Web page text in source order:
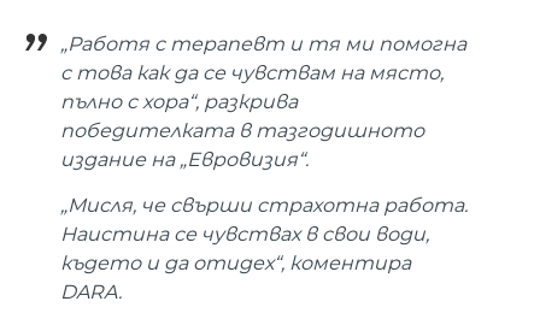
„Работя с терапевт и тя ми помогна
с това как да се чувствам на място,
пълно с хора“, разкрива
победителката в тазгодишното
издание на „Евровизия“.
„Мисля, че свърши страхотна работа.
Наистина се чувствах в свои води,
където и да отидех“, коментира
DARA.